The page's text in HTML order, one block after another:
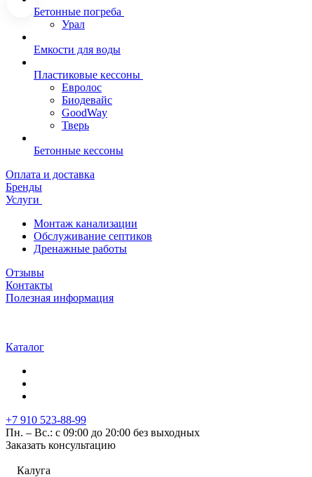
Бетонные погреба
Урал
Емкости для воды
Пластиковые кессоны
Евролос
Биодевайс
GoodWay
Тверь
Бетонные кессоны
Оплата и доставка
Бренды
Услуги
Монтаж канализации
Обслуживание септиков
Дренажные работы
Отзывы
Контакты
Полезная информация
Каталог
+7 910 523-88-99
Пн. – Вс.: с 09:00 до 20:00 без выходных
Заказать консультацию
Калуга